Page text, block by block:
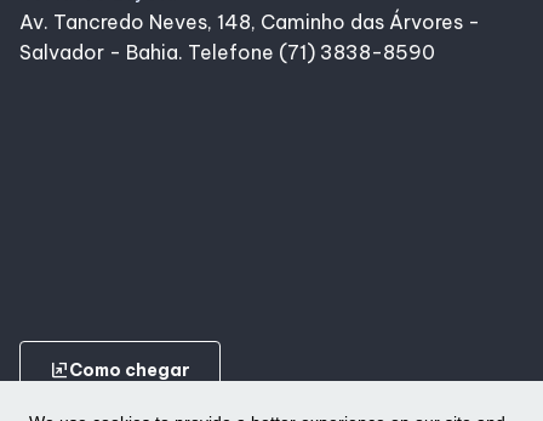
Av. Tancredo Neves, 148, Caminho das Árvores -
Salvador - Bahia. Telefone (71) 3838-8590
ungroupComo chegar